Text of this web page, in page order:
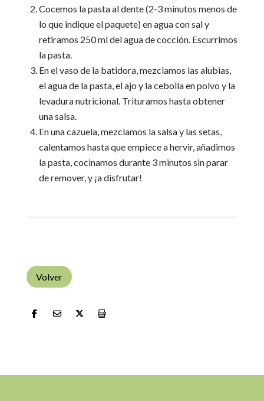
Cocemos la pasta al dente (2-3 minutos menos de
lo que indique el paquete) en agua con sal y
retiramos 250 ml del agua de cocción. Escurrimos
la pasta.
En el vaso de la batidora, mezclamos las alubias,
el agua de la pasta, el ajo y la cebolla en polvo y la
levadura nutricional. Trituramos hasta obtener
una salsa.
En una cazuela, mezclamos la salsa y las setas,
calentamos hasta que empiece a hervir, añadimos
la pasta, cocinamos durante 3 minutos sin parar
de remover, y ¡a disfrutar!
Volver